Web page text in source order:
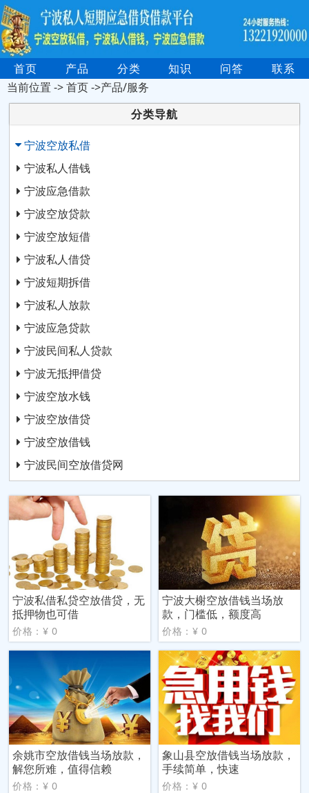
首页 产品 分类 知识 问答
联系
当前位置 ->首页->产品/服务
分类导航
宁波空放私借
宁波私人借钱
宁波应急借款
宁波空放贷款
宁波空放短借
宁波私人借贷
宁波短期拆借
宁波私人放款
宁波应急贷款
宁波民间私人贷款
宁波无抵押借贷
宁波空放水钱
宁波空放借贷
宁波空放借钱
宁波民间空放借贷网
宁波私借私贷空放借贷，无
抵押物也可借
价格：¥ 0
宁波大榭空放借钱当场放
款，门槛低，额度高
价格：¥ 0
余姚市空放借钱当场放款，
解您所难，值得信赖
价格：¥ 0
象山县空放借钱当场放款，
手续简单，快速
价格：¥ 0